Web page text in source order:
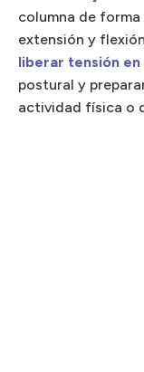
columna de
extensión y
liberar tensión en
postural y
actividad física o